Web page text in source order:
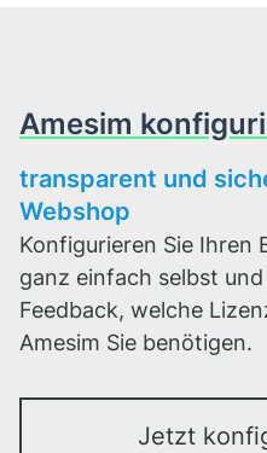
Amesim
transparent und
Webshop
Konfigurieren Sie Ihren
ganz einfach selbst
Feedback, welche
Amesim Sie benötigen.
Jetzt